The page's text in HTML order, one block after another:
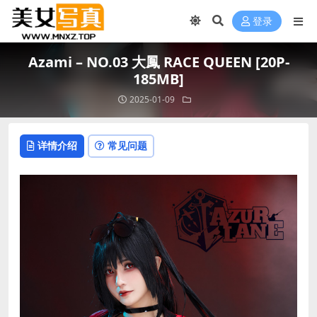
登录
Azami – NO.03 大鳳 RACE QUEEN [20P-
185MB]
2025-01-09
详情介绍 常见问题